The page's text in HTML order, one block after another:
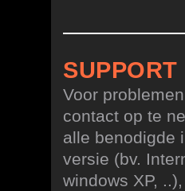
SUPPORT
Voor
contact op te
alle benodigde
versie (bv.
windows XP,